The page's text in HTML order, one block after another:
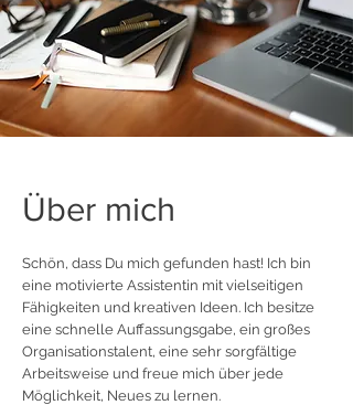
Über mich
Schön, dass Du mich gefunden hast! Ich bin
eine motivierte Assistentin mit vielseitigen
Fähigkeiten und kreativen Ideen. Ich besitze
eine schnelle Auffassungsgabe, ein großes
Organisationstalent, eine sehr sorgfältige
Arbeitsweise und freue mich über jede
Möglichkeit, Neues zu lernen.